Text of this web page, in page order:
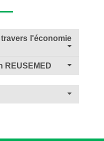
l'économie
REUSEMED